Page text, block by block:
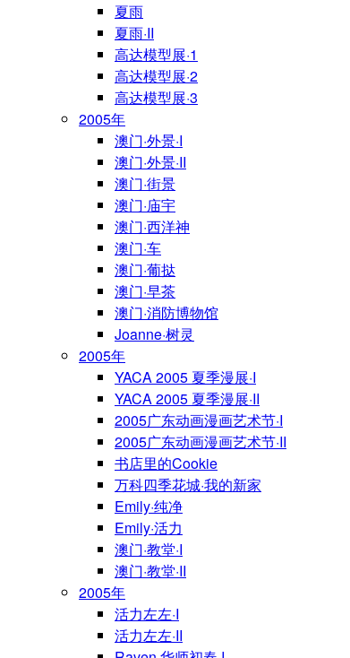
夏雨
夏雨·II
高达模型展·1
高达模型展·2
高达模型展·3
2005年
澳门·外景·I
澳门·外景·II
澳门·街景
澳门·庙宇
澳门·西洋神
澳门·车
澳门·葡挞
澳门·早茶
澳门·消防博物馆
Joanne·树灵
2005年
YACA 2005 夏季漫展·I
YACA 2005 夏季漫展·II
2005广东动画漫画艺术节·I
2005广东动画漫画艺术节·II
书店里的Cookie
万科四季花城·我的新家
Emily·纯净
Emily·活力
澳门·教堂·I
澳门·教堂·II
2005年
活力左左·I
活力左左·II